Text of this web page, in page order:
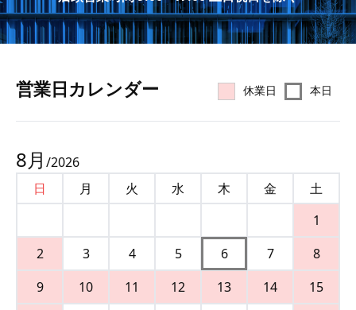
営業⽇カレンダー 休業日 本日
8月 /2026
日
月 火 水 木 金
土
1
2
3 4 5 6 7
8
9
10 11 12 13 14
15